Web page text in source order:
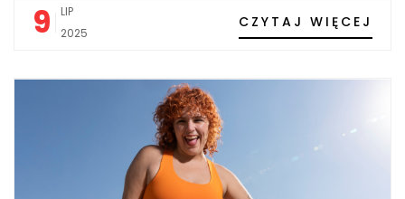
9
LIP
2025
CZYTAJ WIĘCEJ